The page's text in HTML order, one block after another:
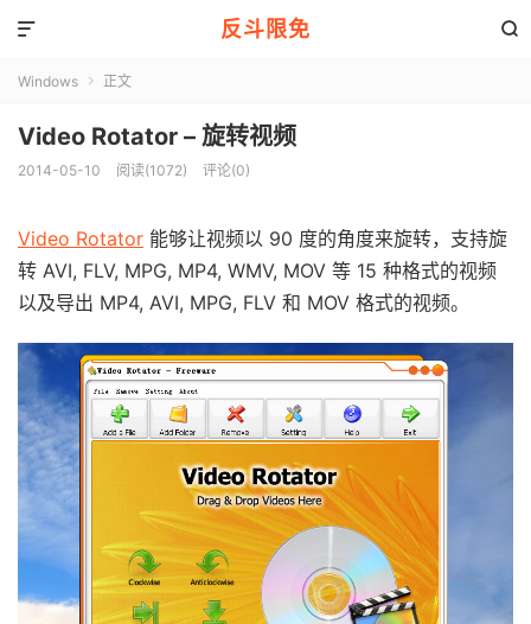
反斗限免 

Windows  正文
Video Rotator – 旋转视频
2014-05-10 阅读(1072) 评论(0)
Video Rotator 能够让视频以 90 度的角度来旋转，支持旋
转 AVI, FLV, MPG, MP4, WMV, MOV 等 15 种格式的视频
以及导出 MP4, AVI, MPG, FLV 和 MOV 格式的视频。